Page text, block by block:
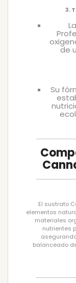
3.
de
Su
El sustrato
elementos
materiales
nutrientes
balanceado